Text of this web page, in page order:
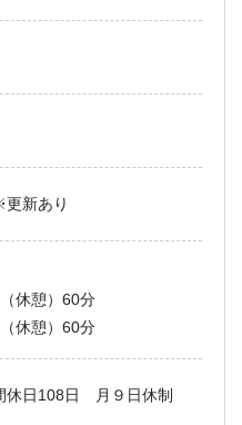
新あり
休憩）60分
休憩）60分
日108日 月９日休制